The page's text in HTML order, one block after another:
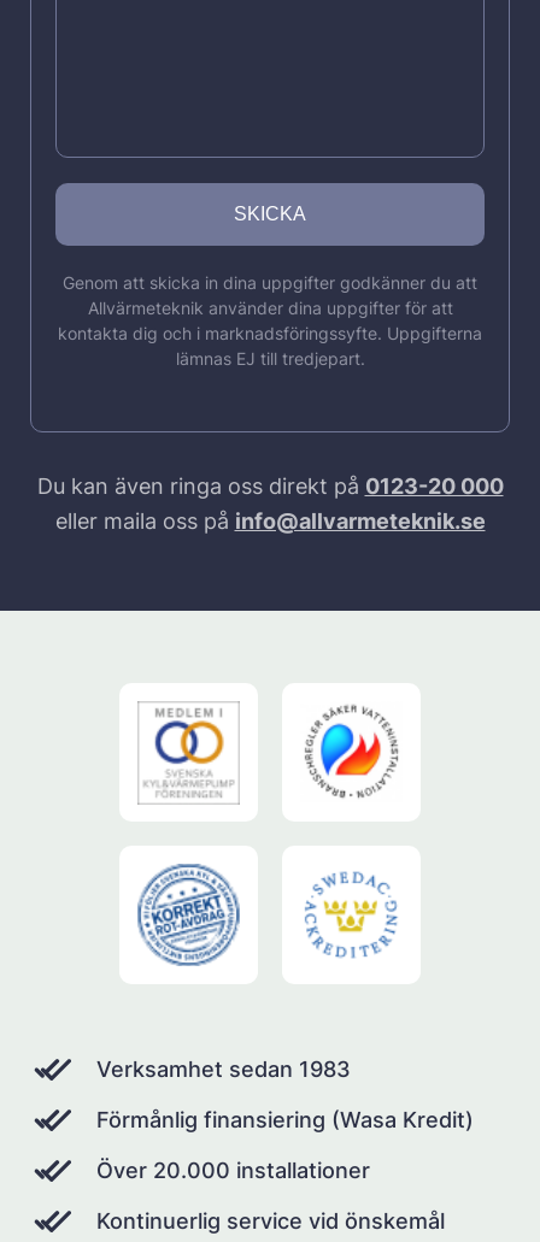
Genom att skicka in dina uppgifter godkänner du att
Allvärmeteknik använder dina uppgifter för att
kontakta dig och i marknadsföringssyfte. Uppgifterna
lämnas EJ till tredjepart.
Du kan även ringa oss direkt på 0123-20 000
eller maila oss på info@allvarmeteknik.se
Verksamhet sedan 1983
Förmånlig finansiering (Wasa Kredit)
Över 20.000 installationer
Kontinuerlig service vid önskemål